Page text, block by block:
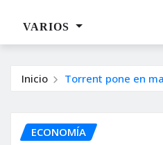
VARIOS
Inicio Torrent pone en
ECONOMÍA